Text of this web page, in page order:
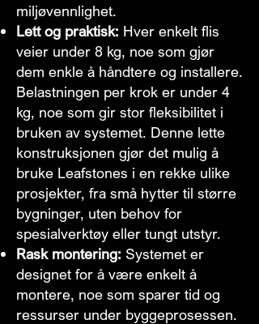
miljøvennlighet.
Lett og praktisk: Hver enkelt flis
veier under 8 kg, noe som gjør
dem enkle å håndtere og installere.
Belastningen per krok er under 4
kg, noe som gir stor fleksibilitet i
bruken av systemet. Denne lette
konstruksjonen gjør det mulig å
bruke Leafstones i en rekke ulike
prosjekter, fra små hytter til større
bygninger, uten behov for
spesialverktøy eller tungt utstyr.
Rask montering: Systemet er
designet for å være enkelt å
montere, noe som sparer tid og
ressurser under byggeprosessen.